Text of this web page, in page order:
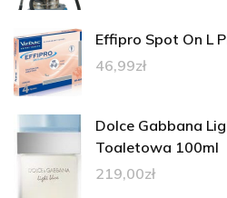
Effipro Spot On L
46,99zł
Dolce Gabbana
Toaletowa 100ml
219,00zł